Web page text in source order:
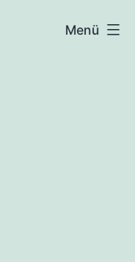
Menü